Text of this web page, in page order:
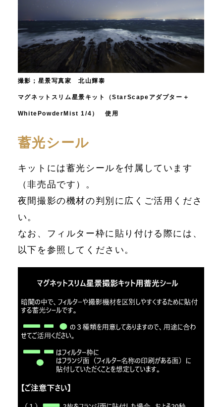
撮影；星景写真家 北山輝泰
マグネットスリム星景キット（StarScapeアダプター＋
WhitePowderMist 1/4） 使用
蓄光シール
キットには蓄光シールを付属しています
（非売品です）。
夜間撮影の機材の判別に広くご活用くださ
い。
なお、フィルター枠に貼り付ける際には、
以下を参照してください。